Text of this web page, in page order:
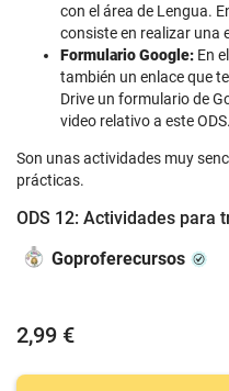
con el área de Lengua.
consiste en realizar una
Formulario Google: En
también un enlace que
Drive un formulario de
video relativo a este ODS.
Son unas actividades muy
prácticas.
ODS 12: Actividades para
Goproferecursos
2,99 €